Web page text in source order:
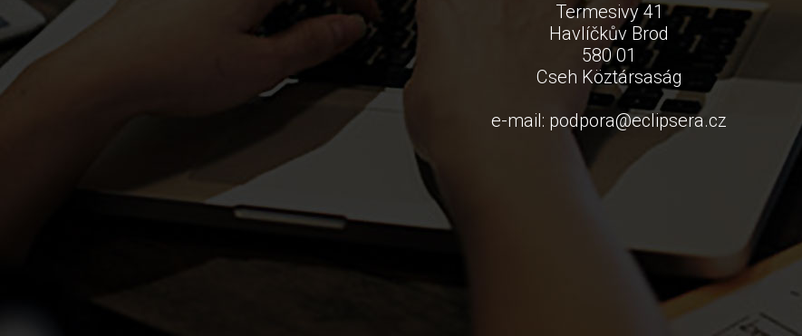
Termesivy 41
Havlíčkův Brod
580 01
Cseh Köztársaság
e-mail: podpora@eclipsera.cz